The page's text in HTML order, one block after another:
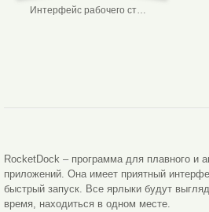
Интерфейс рабочего стола
RocketDock – программа для плавного и
приложений. Она имеет приятный
быстрый запуск. Все ярлыки будут
время, находиться в одном месте.